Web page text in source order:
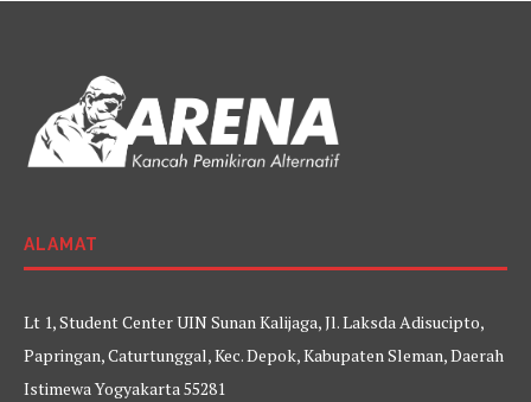
ALAMAT
Lt 1, Student Center UIN Sunan Kalijaga, Jl. Laksda Adisucipto,
Papringan, Caturtunggal, Kec. Depok, Kabupaten Sleman, Daerah
Istimewa Yogyakarta 55281